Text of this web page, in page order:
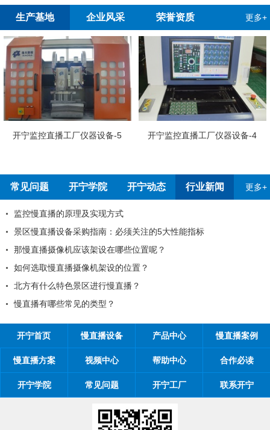
生产基地 企业风采 荣誉资质 更多+
开宁监控直播工厂仪器设备-5 开宁监控直播工厂仪器设备-4
常见问题 开宁学院 开宁动态 行业新闻 更多+
监控慢直播的原理及实现方式
景区慢直播设备采购指南：必须关注的5大性能指标
那慢直播摄像机应该架设在哪些位置呢？
如何选取慢直播摄像机架设的位置？
北方有什么特色景区进行慢直播？
慢直播有哪些常见的类型？
开宁首页 慢直播设备 产品中心 慢直播案例
慢直播方案 视频中心 帮助中心 合作必读
开宁学院 常见问题 开宁工厂 联系开宁